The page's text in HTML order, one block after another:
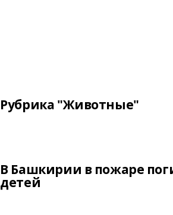
Рубрика "Животные"
В Башкирии в пожаре
детей